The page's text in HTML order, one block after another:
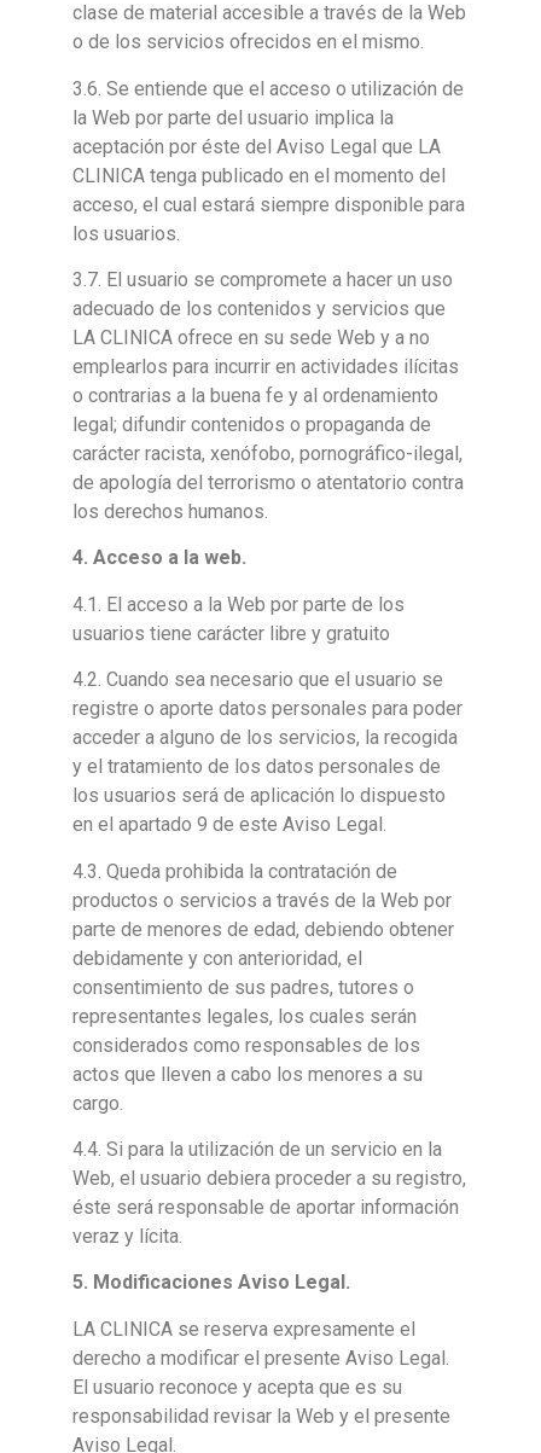
clase de material accesible a través de la Web
o de los servicios ofrecidos en el mismo.
3.6. Se entiende que el acceso o utilización de
la Web por parte del usuario implica la
aceptación por éste del Aviso Legal que LA
CLINICA tenga publicado en el momento del
acceso, el cual estará siempre disponible para
los usuarios.
3.7. El usuario se compromete a hacer un uso
adecuado de los contenidos y servicios que
LA CLINICA ofrece en su sede Web y a no
emplearlos para incurrir en actividades ilícitas
o contrarias a la buena fe y al ordenamiento
legal; difundir contenidos o propaganda de
carácter racista, xenófobo, pornográfico-ilegal,
de apología del terrorismo o atentatorio contra
los derechos humanos.
4. Acceso a la web.
4.1. El acceso a la Web por parte de los
usuarios tiene carácter libre y gratuito
4.2. Cuando sea necesario que el usuario se
registre o aporte datos personales para poder
acceder a alguno de los servicios, la recogida
y el tratamiento de los datos personales de
los usuarios será de aplicación lo dispuesto
en el apartado 9 de este Aviso Legal.
4.3. Queda prohibida la contratación de
productos o servicios a través de la Web por
parte de menores de edad, debiendo obtener
debidamente y con anterioridad, el
consentimiento de sus padres, tutores o
representantes legales, los cuales serán
considerados como responsables de los
actos que lleven a cabo los menores a su
cargo.
4.4. Si para la utilización de un servicio en la
Web, el usuario debiera proceder a su registro,
éste será responsable de aportar información
veraz y lícita.
5. Modificaciones Aviso Legal.
LA CLINICA se reserva expresamente el
derecho a modificar el presente Aviso Legal.
El usuario reconoce y acepta que es su
responsabilidad revisar la Web y el presente
Aviso Legal.